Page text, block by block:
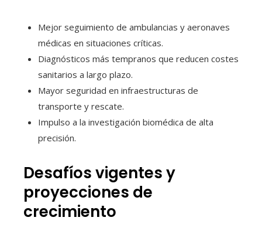
Mejor seguimiento de ambulancias y aeronaves
médicas en situaciones críticas.
Diagnósticos más tempranos que reducen costes
sanitarios a largo plazo.
Mayor seguridad en infraestructuras de
transporte y rescate.
Impulso a la investigación biomédica de alta
precisión.
Desafíos vigentes y
proyecciones de
crecimiento